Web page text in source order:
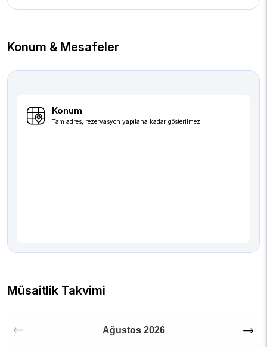
Konum & Mesafeler
Konum
Tam adres, rezervasyon yapılana kadar gösterilmez.
Müsaitlik Takvimi
Ağustos 2026